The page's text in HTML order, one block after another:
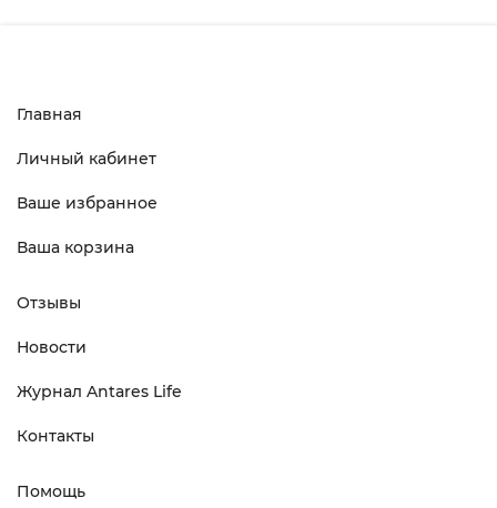
Главная
Личный кабинет
Ваше избранное
Ваша корзина
Отзывы
Новости
Журнал Antares Life
Контакты
Помощь